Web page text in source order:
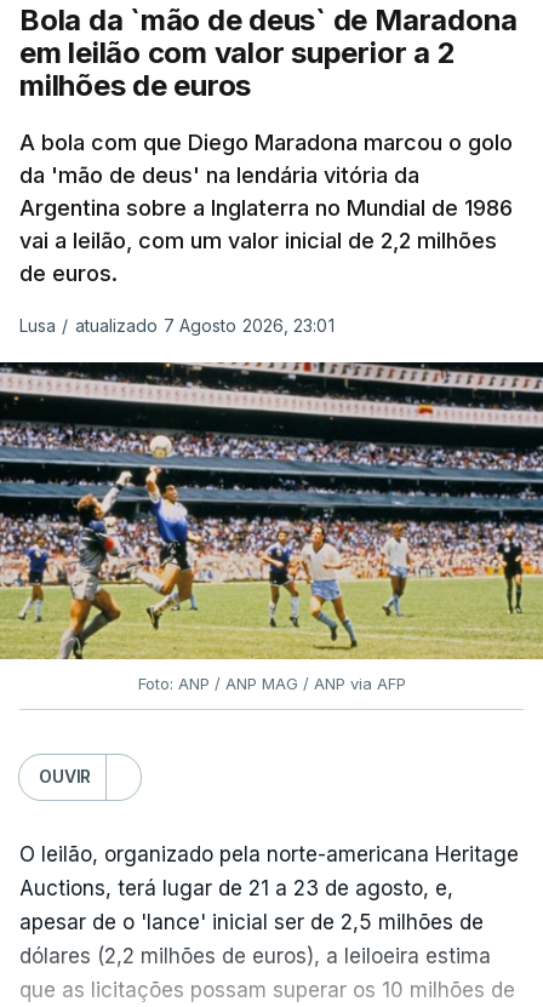
Bola da `mão de deus` de Maradona
em leilão com valor superior a 2
milhões de euros
A bola com que Diego Maradona marcou o golo
da 'mão de deus' na lendária vitória da
Argentina sobre a Inglaterra no Mundial de 1986
vai a leilão, com um valor inicial de 2,2 milhões
de euros.
Lusa / atualizado 7 Agosto 2026, 23:01
Foto: ANP / ANP MAG / ANP via AFP
OUVIR
O leilão, organizado pela norte-americana Heritage
Auctions, terá lugar de 21 a 23 de agosto, e,
apesar de o 'lance' inicial ser de 2,5 milhões de
dólares (2,2 milhões de euros), a leiloeira estima
que as licitações possam superar os 10 milhões de